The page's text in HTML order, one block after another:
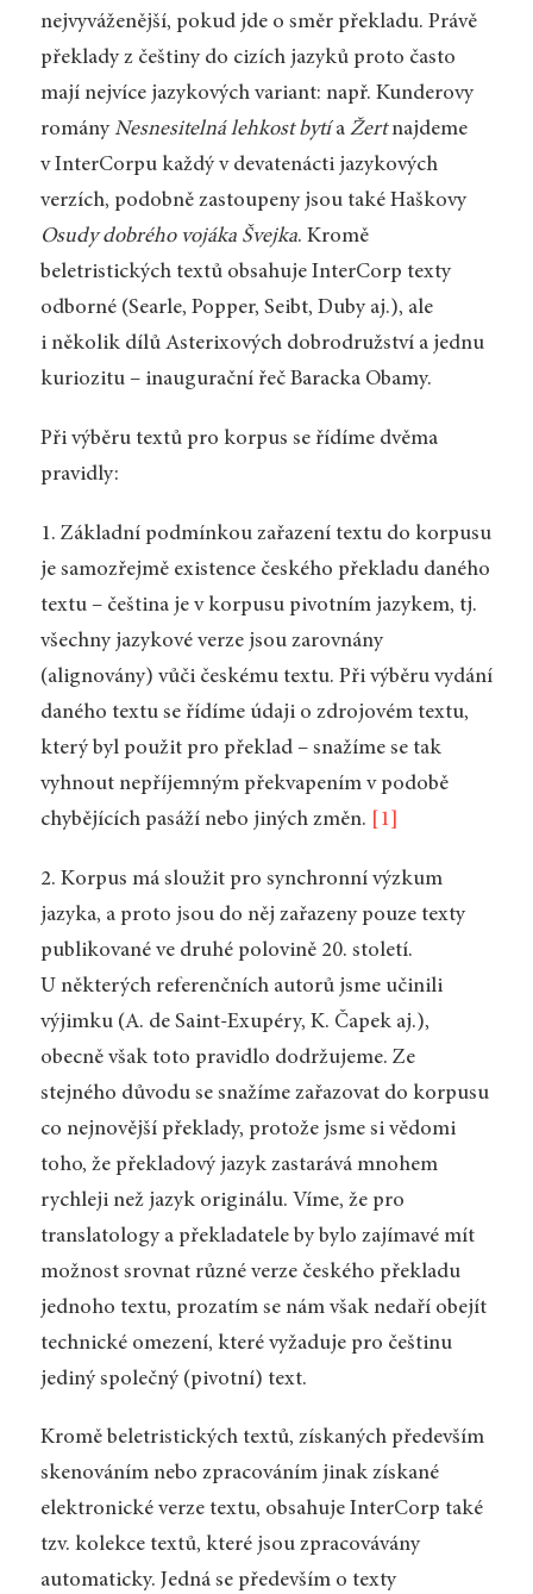
nejvyváženější, pokud jde o směr překladu. Právě
překlady z češtiny do cizích jazyků proto často
mají nejvíce jazykových variant: např. Kunderovy
rományNesnesitelná lehkost bytía Žertnajdeme
v InterCorpu každý v devatenácti jazykových
verzích, podobně zastoupeny jsou také Haškovy
Osudy dobrého vojáka Švejka. Kromě
beletristických textů obsahuje InterCorp texty
odborné (Searle, Popper, Seibt, Duby aj.), ale
i několik dílů Asterixových dobrodružství a jednu
kuriozitu – inaugurační řeč Baracka Obamy.
Při výběru textů pro korpus se řídíme dvěma
pravidly:
1. Základní podmínkou zařazení textu do korpusu
je samozřejmě existence českého překladu daného
textu – čeština je v korpusu pivotním jazykem, tj.
všechny jazykové verze jsou zarovnány
(alignovány) vůči českému textu. Při výběru vydání
daného textu se řídíme údaji o zdrojovém textu,
který byl použit pro překlad – snažíme se tak
vyhnout nepříjemným překvapením v podobě
chybějících pasáží nebo jiných změn.
[1]
2. Korpus má sloužit pro synchronní výzkum
jazyka, a proto jsou do něj zařazeny pouze texty
publikované ve druhé polovině 20. století.
U některých referenčních autorů jsme učinili
výjimku (A. de Saint-Exupéry, K. Čapek aj.),
obecně však toto pravidlo dodržujeme. Ze
stejného důvodu se snažíme zařazovat do korpusu
co nejnovější překlady, protože jsme si vědomi
toho, že překladový jazyk zastarává mnohem
rychleji než jazyk originálu. Víme, že pro
translatology a překladatele by bylo zajímavé mít
možnost srovnat různé verze českého překladu
jednoho textu, prozatím se nám však nedaří obejít
technické omezení, které vyžaduje pro češtinu
jediný společný (pivotní) text.
Kromě beletristických textů, získaných především
skenováním nebo zpracováním jinak získané
elektronické verze textu, obsahuje InterCorp také
tzv. kolekce textů, které jsou zpracovávány
automaticky. Jedná se především o texty